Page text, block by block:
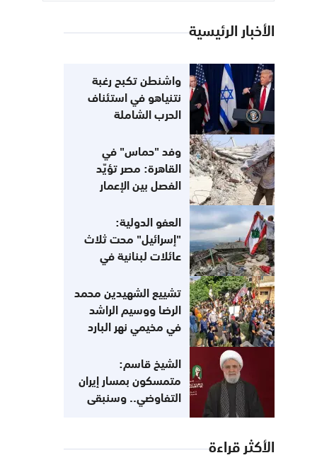
الأخبار الرئيسية
واشنطن تكبح رغبة
نتنياهو في استئناف
الحرب الشاملة
وفد "حماس" في
القاهرة: مصر تؤيّد
الفصل بين الإعمار
العفو الدولية:
"إسرائيل" محت ثلاث
عائلات لبنانية في
تشييع الشهيدين محمد
الرضا ووسيم الراشد
في مخيمي نهر البارد
الشيخ قاسم:
متمسكون بمسار إيران
التفاوضي.. وسنبقى
الأكثر قراءة